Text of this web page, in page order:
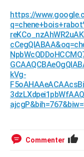
https://
kVg-
Commenter